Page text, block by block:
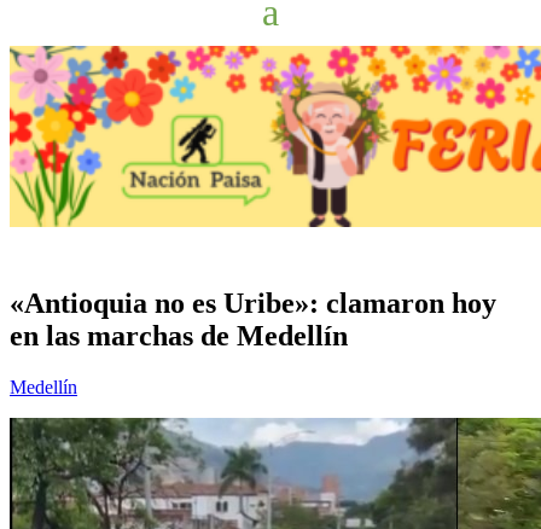
«Antioquia no es Uribe»: clamaron hoy
en las marchas de Medellín
Medellín